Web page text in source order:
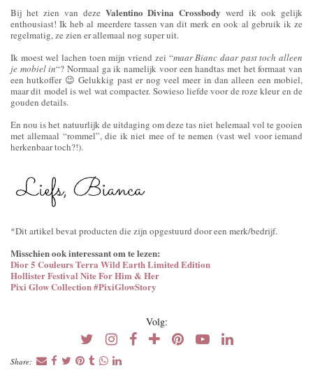
Bij het zien van deze Valentino Divina Crossbody werd ik ook gelijk
enthousiast! Ik heb al meerdere tassen van dit merk en ook al gebruik ik ze
regelmatig, ze zien er allemaal nog super uit.
Ik moest wel lachen toen mijn vriend zei “maar Bianc daar past toch alleen
je mobiel in“? Normaal ga ik namelijk voor een handtas met het formaat van
een hutkoffer 😉 Gelukkig past er nog veel meer in dan alleen een mobiel,
maar dit model is wel wat compacter. Sowieso liefde voor de roze kleur en de
gouden details.
En nou is het natuurlijk de uitdaging om deze tas niet helemaal vol te gooien
met allemaal “rommel”, die ik niet mee of te nemen (vast wel voor iemand
herkenbaar toch?!).
*Dit artikel bevat producten die zijn opgestuurd door een merk/bedrijf.
Misschien ook interessant om te lezen:
Dior 5 Couleurs Terra Wild Earth Limited Edition
Hollister Festival Nite For Him & Her
Pixi Glow Collection #PixiGlowStory
Volg:
Share: